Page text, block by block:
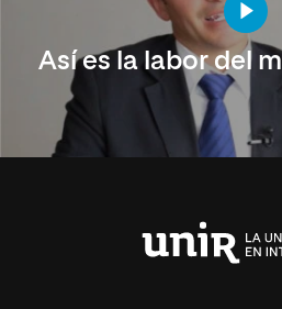
Así es la labor del